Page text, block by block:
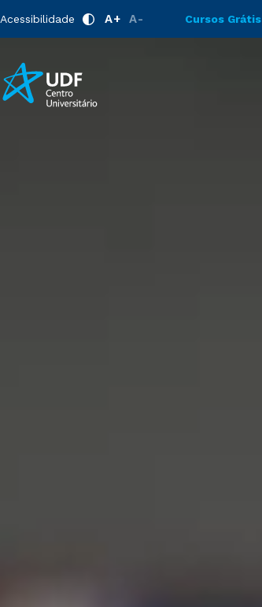
Acessibilidade A+ A- Cursos Grátis